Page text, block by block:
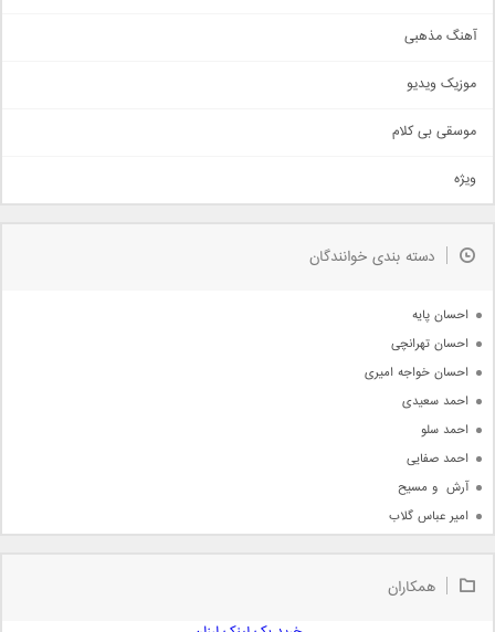
حماسی
سنتی
اهنگ بندرعباسی
دمو
مذهبی
جدیدترین ها
آهنگ مذهبی
موزیک ویدیو
موسقی بی کلام
ویژه
دسته بندی خوانندگان
احسان پایه
احسان تهرانچی
احسان خواجه امیری
احمد سعیدی
احمد سلو
احمد صفایی
آرش  و مسیح
امیر عباس گلاب
امیر علی
همکاران